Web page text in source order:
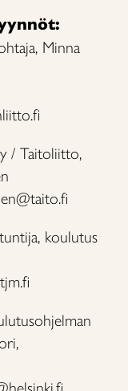
Minna
/ Taitoliitto,
koulutus